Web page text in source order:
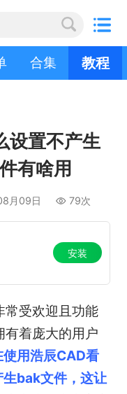
合集 教程
设置不产生
有啥用
月09日 79次
安装
受欢迎且功能
着庞大的用户
用浩辰CAD看
bak文件，这让